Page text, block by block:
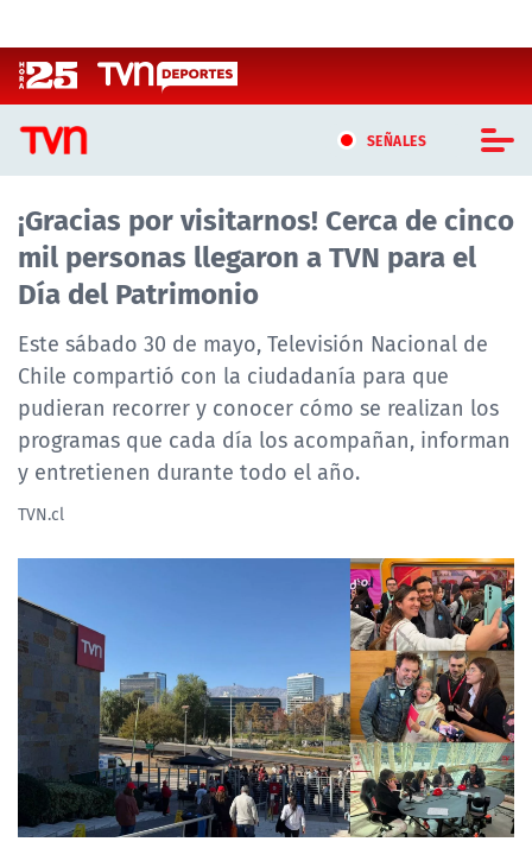
SEÑALES
CASTING MASTERCHEF CHILE
CASTING TVN VERTICAL
TVN VERTICAL
TVN PLAY
PROGRAMAS
TELESERIES
NTV
ACTUALIDAD Y TENDENCIAS
CORPORATIVO Y TRANSPARENCIA
CANAL DE DENUNCIAS
ÁREA DE PROYECTOS
¡Gracias por visitarnos! Cerca de cinco
mil personas llegaron a TVN para el
Día del Patrimonio
Este sábado 30 de mayo, Televisión Nacional de
Chile compartió con la ciudadanía para que
pudieran recorrer y conocer cómo se realizan los
programas que cada día los acompañan, informan
y entretienen durante todo el año.
TVN.cl